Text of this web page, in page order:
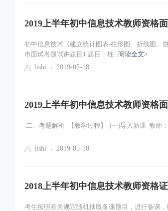
2019上半年初中信息技术教师资格
初中信息技术《建立统计图表-柱形图、折线图、
市面试考题试讲题目1.题目：柱...阅读全文>
lishi
2019-05-18
2019上半年初中信息技术教师资格
二、考题解析 【教学过程】 (一)导入新课 教师
lishi 2019-05-18
2018上半年初中信息技术教师资格
考生按照有关规定随机抽取备课题目，进行备课